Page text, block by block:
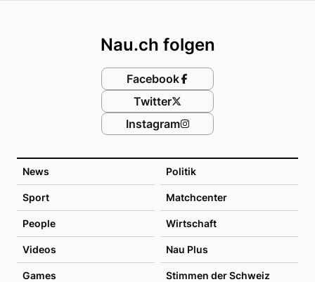
News Politik
Sport Matchcenter
People Wirtschaft
Videos Nau Plus
Games Stimmen der Schweiz
Nau.ch folgen
Facebook
Twitter
Instagram